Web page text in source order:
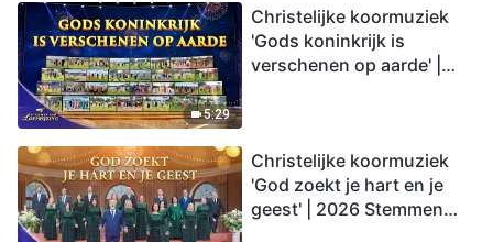
5:29
Christelijke koormuziek
'Gods koninkrijk is
verschenen op aarde' |
Christelijke koormuziek
'God zoekt je hart en je
geest' | 2026 Stemmen